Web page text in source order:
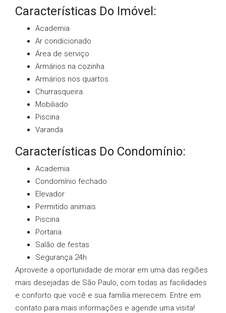
Características Do Imóvel:
Academia
Ar condicionado
Área de serviço
Armários na cozinha
Armários nos quartos
Churrasqueira
Mobiliado
Piscina
Varanda
Características Do Condomínio:
Academia
Condomínio fechado
Elevador
Permitido animais
Piscina
Portaria
Salão de festas
Segurança 24h
Aproveite a oportunidade de morar em uma das regiões
mais desejadas de São Paulo, com todas as facilidades
e conforto que você e sua família merecem. Entre em
contato para mais informações e agende uma visita!